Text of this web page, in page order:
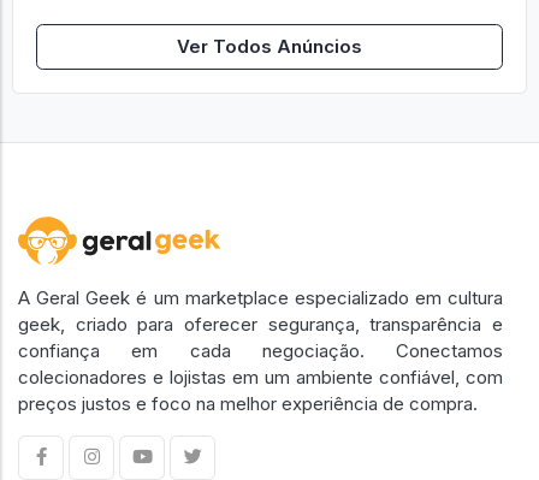
Ver Todos Anúncios
A Geral Geek é um marketplace especializado em cultura
geek, criado para oferecer segurança, transparência e
confiança em cada negociação. Conectamos
colecionadores e lojistas em um ambiente confiável, com
preços justos e foco na melhor experiência de compra.